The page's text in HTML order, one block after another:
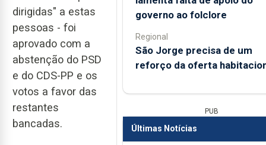
dirigidas" a estas
pessoas - foi
aprovado com a
abstenção do PSD
e do CDS-PP e os
votos a favor das
restantes
bancadas.
governo ao folclore
Regional
São Jorge precisa de um
reforço da oferta
PUB
Últimas Notícias